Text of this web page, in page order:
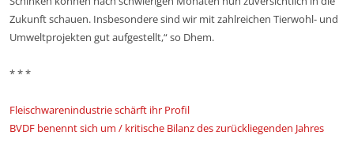
Zukunft schauen. Insbesondere sind wir mit zahlreichen Tierwohl- und
Umweltprojekten gut aufgestellt,“ so Dhem.
* * *
Fleischwarenindustrie schärft ihr Profil
BVDF benennt sich um / kritische Bilanz des zurückliegenden Jahres